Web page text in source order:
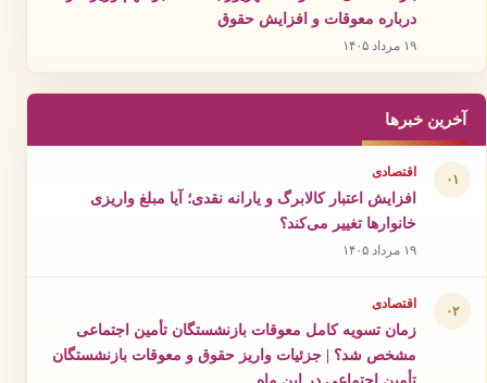
درباره معوقات و افزایش حقوق
۱۹ مرداد ۱۴۰۵
آخرین خبرها
۰۱ اقتصادی
افزایش اعتبار کالابرگ و یارانه نقدی؛ آیا مبلغ واریزی
خانوارها تغییر می‌کند؟
۱۹ مرداد ۱۴۰۵
۰۲ اقتصادی
زمان تسویه کامل معوقات بازنشستگان تأمین اجتماعی
مشخص شد؟ | جزئیات واریز حقوق و معوقات بازنشستگان